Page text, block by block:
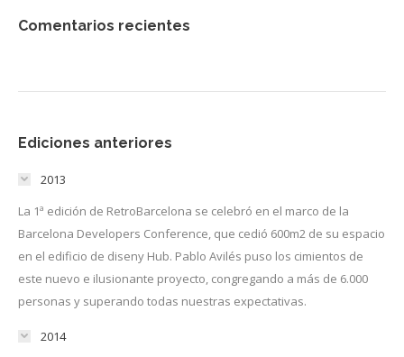
Comentarios recientes
Ediciones anteriores
2013
La 1ª edición de RetroBarcelona se celebró en el marco de la
Barcelona Developers Conference, que cedió 600m2 de su espacio
en el edificio de diseny Hub. Pablo Avilés puso los cimientos de
este nuevo e ilusionante proyecto, congregando a más de 6.000
personas y superando todas nuestras expectativas.
2014